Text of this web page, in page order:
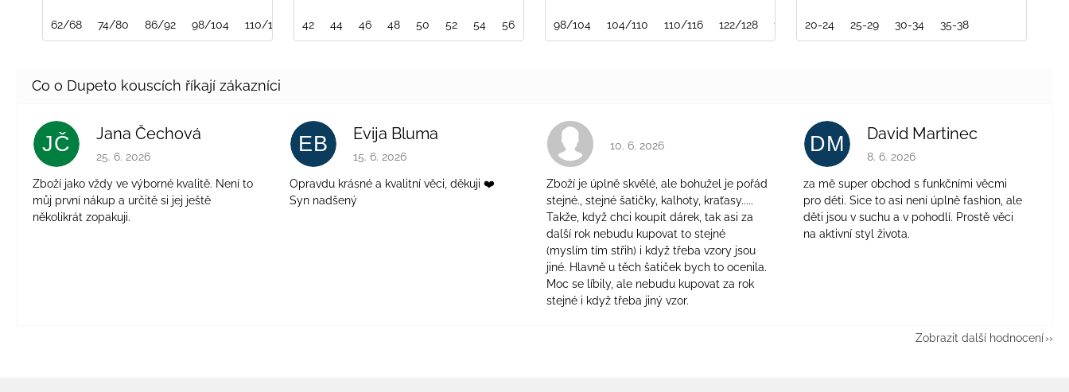
62/68 74/80 86/92 98/104 110/116 122/128 134/140
42 44 46 48 50 52 54 56 98/104 104/110 110/116 122/128 128/134 134/140
20-24 25-29 30-34 35-38
JČ Jana Čechová
Hodnocení obchodu je 5 z 5 hvězdiček.
25. 6. 2026
Zboží jako vždy ve výborné kvalitě. Není to
můj první nákup a určitě si jej ještě
několikrát zopakuji.
EB Evija Bluma
Hodnocení obchodu je 5 z 5 hvězdiček.
15. 6. 2026
Opravdu krásné a kvalitní věci, děkuji ❤️
Syn nadšený
Hodnocení obchodu je 4 z 5 hvězdiček.
10. 6. 2026
Zboží je úplně skvělé, ale bohužel je pořád
stejné., stejné šatičky, kalhoty, kraťasy.....
Takže, když chci koupit dárek, tak asi za
další rok nebudu kupovat to stejné
(myslím tím střih) i když třeba vzory jsou
jiné. Hlavně u těch šatiček bych to ocenila.
Moc se líbily, ale nebudu kupovat za rok
stejné i když třeba jiný vzor.
DM David Martinec
Hodnocení obchodu je 5 z 5 hvězdiček.
8. 6. 2026
za mě super obchod s funkčními věcmi
pro děti. Sice to asi není úplně fashion, ale
děti jsou v suchu a v pohodlí. Prostě věci
na aktivní styl života.
Zobrazit další hodnocení